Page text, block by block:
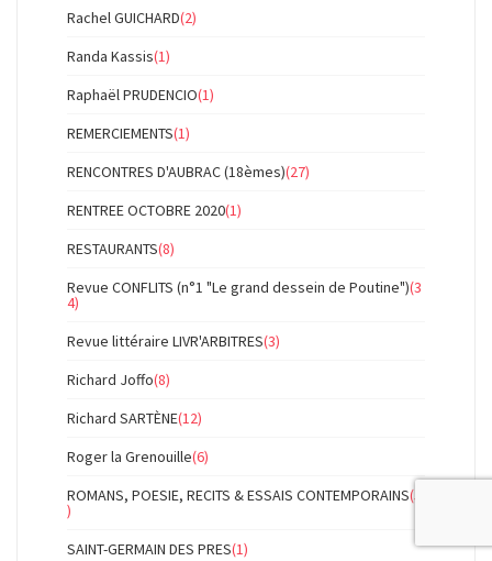
Rachel GUICHARD(2)
Randa Kassis(1)
Raphaël PRUDENCIO(1)
REMERCIEMENTS(1)
RENCONTRES D'AUBRAC (18èmes)(27)
RENTREE OCTOBRE 2020(1)
RESTAURANTS(8)
Revue CONFLITS (n°1 "Le grand dessein de Poutine")(3
4)
Revue littéraire LIVR'ARBITRES(3)
Richard Joffo(8)
Richard SARTÈNE(12)
Roger la Grenouille(6)
ROMANS, POESIE, RECITS & ESSAIS CONTEMPORAINS(5
)
SAINT-GERMAIN DES PRES(1)